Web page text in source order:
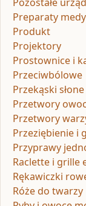
Preparaty
Produkt
Projektory
Prostownice i
Przeciwbólowe
Przekąski słone
Przetwory
Przetwory
Przeziębienie i
Przyprawy
Raclette i grille
Rękawiczki
Róże do twarzy